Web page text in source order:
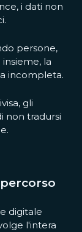
i dati non
persone,
la
incompleta.
gli
non tradursi
digitale
l'intera